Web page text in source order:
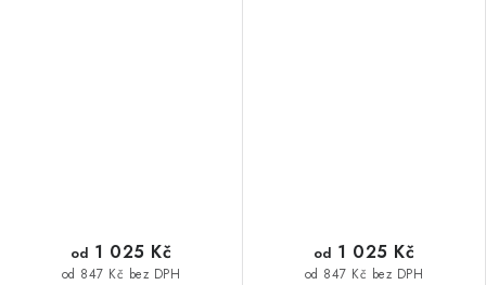
od 847 Kč bez DPH
od 1 025 Kč
od 847 Kč bez DPH
od 1 025 Kč